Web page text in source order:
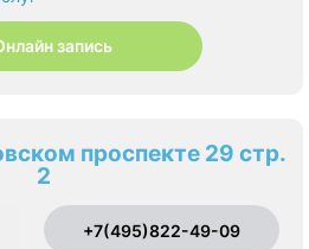
запись
проспекте 29 стр.
2
+7(495)822-49-09